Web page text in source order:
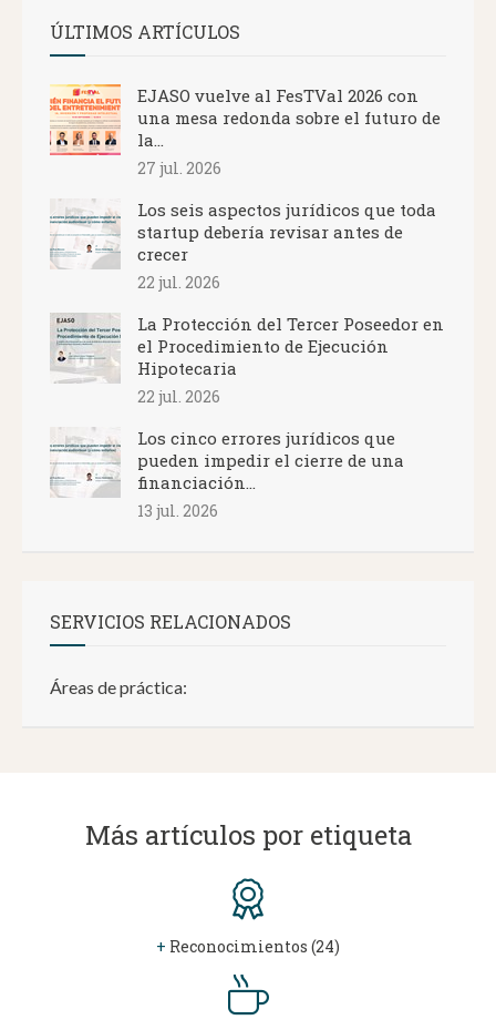
ÚLTIMOS ARTÍCULOS
EJASO vuelve al FesTVal 2026 con
una mesa redonda sobre el futuro de
la...
27 jul. 2026
Los seis aspectos jurídicos que toda
startup debería revisar antes de
crecer
22 jul. 2026
La Protección del Tercer Poseedor en
el Procedimiento de Ejecución
Hipotecaria
22 jul. 2026
Los cinco errores jurídicos que
pueden impedir el cierre de una
financiación...
13 jul. 2026
SERVICIOS RELACIONADOS
Áreas de práctica:
Más artículos por etiqueta
+ Reconocimientos (24)